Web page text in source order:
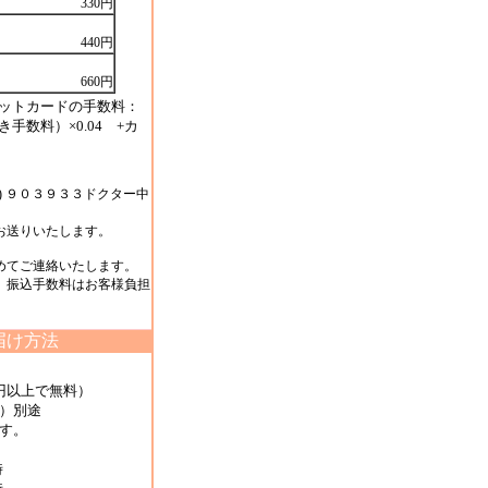
330円
440円
660円
トカードの手数料：
手数料）×0.04 +カ
０３９３３ドクター中
りいたします。
ご連絡いたします。
振込手数料はお客様負担
け方法
上で無料）
別途
。